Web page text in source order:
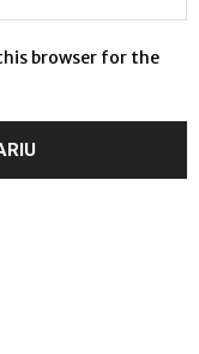
browser for the